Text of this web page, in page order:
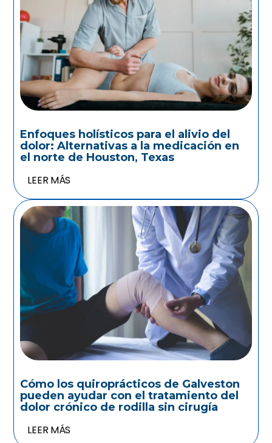
Enfoques holísticos para el alivio del
dolor: Alternativas a la medicación en
el norte de Houston, Texas
LEER MÁS
Cómo los quiroprácticos de Galveston
pueden ayudar con el tratamiento del
dolor crónico de rodilla sin cirugía
LEER MÁS